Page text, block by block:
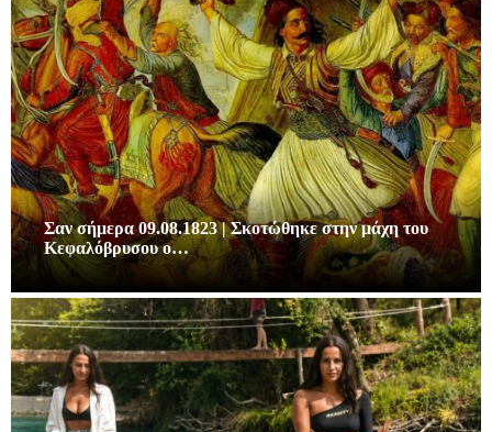
Σαν σήμερα 09.08.1823 | Σκοτώθηκε στην μάχη του
Κεφαλόβρυσου ο…